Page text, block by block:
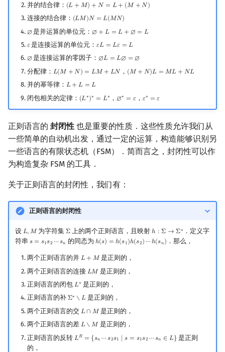
并的结合律： (𝐿 + 𝑀) + 𝑁 = 𝐿 + (𝑀 +𝑁)
(L+ M) +N= L+ (M +N )
连接的结合律： (𝐿𝑀)𝑁 = 𝐿(𝑀𝑁)
(LM)N=L (M N)
∅
∅是并运算的单位元： ∅ + 𝐿 = 𝐿 + ∅ = 𝐿
∅ +L =L +∅=L
𝜀
ε是连接运算的单位元：𝜀𝐿 = 𝐿𝜀 = 𝐿
εL= Lε =L
∅
∅是连接运算的零因子： ∅𝐿 = 𝐿∅ = ∅
∅L =L∅=∅
分配律： 𝐿(𝑀 +𝑁) = 𝐿𝑀 + 𝐿𝑁
L(M+ N)=LM +L N ， (𝑀 + 𝑁)𝐿 = 𝑀𝐿 + 𝑁𝐿
(M+ N) L=ML +N L
并的幂等律： 𝐿 + 𝐿 = 𝐿
L+ L= L
闭包相关的定律： (𝐿∗)∗ = 𝐿∗
(L∗)∗=L∗ ， ∅∗ = 𝜀
∅∗= ε ， 𝜀∗ = 𝜀
ε∗=ε
正则语言的 封闭性 也是重要的性质．这些性质允许我们从
一些简单的自动机出发，通过一定的运算，构造能够识别另
一些语言的有限状态机（FSM）．简而言之，封闭性可以作
为构造复杂 FSM 的工具．
关于正则语言的封闭性，我们有：
正则语言的封闭性
设 𝐿,𝑀
L,M 为字符集Σ
Σ 上的两个正则语言，且映射ℎ : Σ → Σ∗
h Σ → Σ∗
．定义字
符串 𝑠 = 𝑠1𝑠2 ⋯𝑠𝑛
s=s1s2⋯sn 的同态为 ℎ(𝑠) = ℎ(𝑠1)ℎ(𝑠2)⋯ℎ(𝑠𝑛)
h(s)= h( s1)h(s2)⋯h(sn) ．那么，
两个正则语言的并 𝐿 + 𝑀
L+ M
是正则的，
两个正则语言的连接 𝐿𝑀
LM 是正则的，
正则语言的闭包 𝐿∗
L∗ 是正则的，
正则语言的补 Σ∗ ∖𝐿
Σ∗ ∖ L 是正则的，
两个正则语言的交 𝐿∩ 𝑀
L∩M
是正则的，
两个正则语言的差 𝐿 ∖𝑀
L∖M
是正则的，
正则语言的反转 𝐿𝑅 = {𝑠𝑛 ⋯𝑠2𝑠1 ∣ 𝑠 = 𝑠1𝑠2 ⋯𝑠𝑛 ∈ 𝐿}
LR= {s n ⋯s2s1∣s= 1s2⋯sn∈L}
是正则
的，